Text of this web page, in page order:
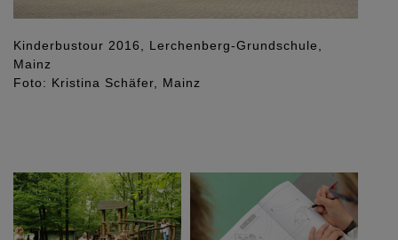
Kinderbustour 2016, Lerchenberg-Grundschule,
Mainz
Foto: Kristina Schäfer, Mainz